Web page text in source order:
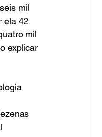
mil
ela 42
mil
explicar